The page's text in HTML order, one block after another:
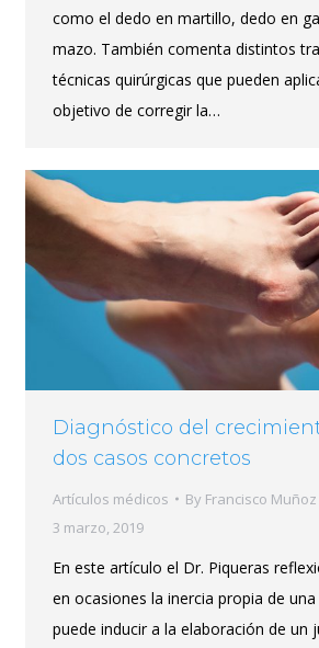
como el dedo en martillo, dedo en
mazo. También comenta distintos
técnicas quirúrgicas que pueden
objetivo de corregir la…
Diagnóstico del
dos casos concretos
Artículos médicos By Francisco
3 marzo, 2019
En este artículo el Dr. Piqueras
en ocasiones la inercia propia de
puede inducir a la elaboración de un